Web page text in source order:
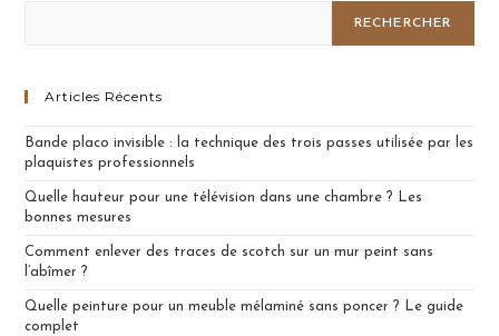
RECHERCHER
Articles Récents
Bande placo invisible : la technique des trois passes utilisée par les
plaquistes professionnels
Quelle hauteur pour une télévision dans une chambre ? Les
bonnes mesures
Comment enlever des traces de scotch sur un mur peint sans
l’abîmer ?
Quelle peinture pour un meuble mélaminé sans poncer ? Le guide
complet